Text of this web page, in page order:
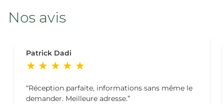
Nos avis
Patrick Dadi
Réception parfaite, informations sans même le
demander. Meilleure adresse.